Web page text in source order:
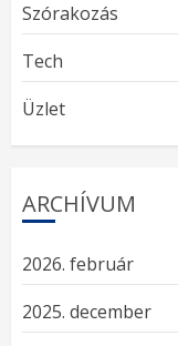
Szórakozás
Tech
Üzlet
ARCHÍVUM
2026. február
2025. december